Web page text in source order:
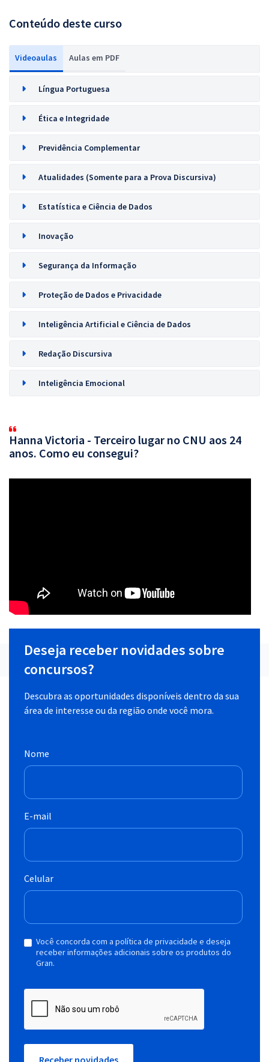
Conteúdo deste curso
Videoaulas Aulas em PDF
Língua Portuguesa
Ética e Integridade
Previdência Complementar
Atualidades (Somente para a Prova Discursiva)
Estatística e Ciência de Dados
Inovação
Segurança da Informação
Proteção de Dados e Privacidade
Inteligência Artificial e Ciência de Dados
Redação Discursiva
Inteligência Emocional
Hanna Victoria - Terceiro lugar no CNU aos 24
anos. Como eu consegui?
Deseja receber novidades sobre
concursos?
Descubra as oportunidades disponíveis dentro da sua
área de interesse ou da região onde você mora.
Nome
E-mail
Celular
Você concorda com a política de privacidade e deseja
receber informações adicionais sobre os produtos do
Gran.
Receber novidades